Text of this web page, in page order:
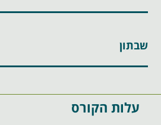
שבתון
עלות הקורס